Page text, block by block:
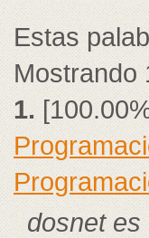
Estas
Mostrando
1.
dosnet